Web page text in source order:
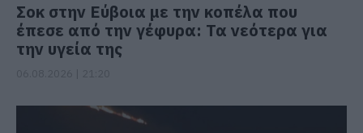
Σοκ στην Εύβοια με την κοπέλα που
έπεσε από την γέφυρα: Τα νεότερα για
την υγεία της